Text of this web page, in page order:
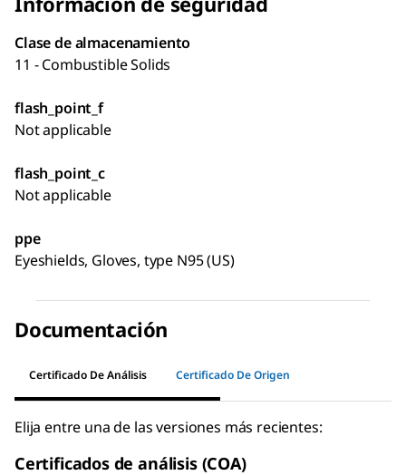
Clase de almacenamiento
11 - Combustible Solids
flash_point_f
Not applicable
flash_point_c
Not applicable
ppe
Eyeshields, Gloves, type N95 (US)
Documentación
Certificado De Análisis Certificado De Origen
Elija entre una de las versiones más recientes:
Certificados de análisis (COA)